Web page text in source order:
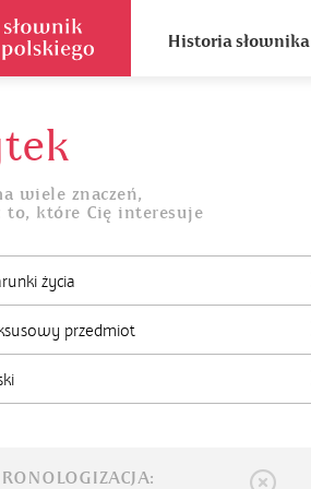
Historia słownika
wiele znaczeń,
to, które Cię interesuje
życia
przedmiot